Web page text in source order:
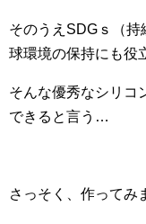
そのうえSDGｓ（
球環境の保持にも役
そんな優秀なシリコ
できると言う…
さっそく、作ってみ